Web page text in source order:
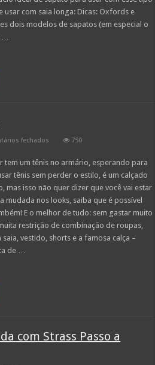
usar com saia longa: Dicas: Oxfords e
dois modelos de sapatos (em especial o
…
fechados 750
tem um tênis no armário, esperando para
tênis sem perder o estilo, é um calçado
mas isso não quer dizer que você vai estar
mudada nos looks, saiba que é possível
E o melhor de tudo: sem gastar muito
restrição de combinação de roupas,
vestido, shorts e a famosa calça –
de …
com Strass Passo a